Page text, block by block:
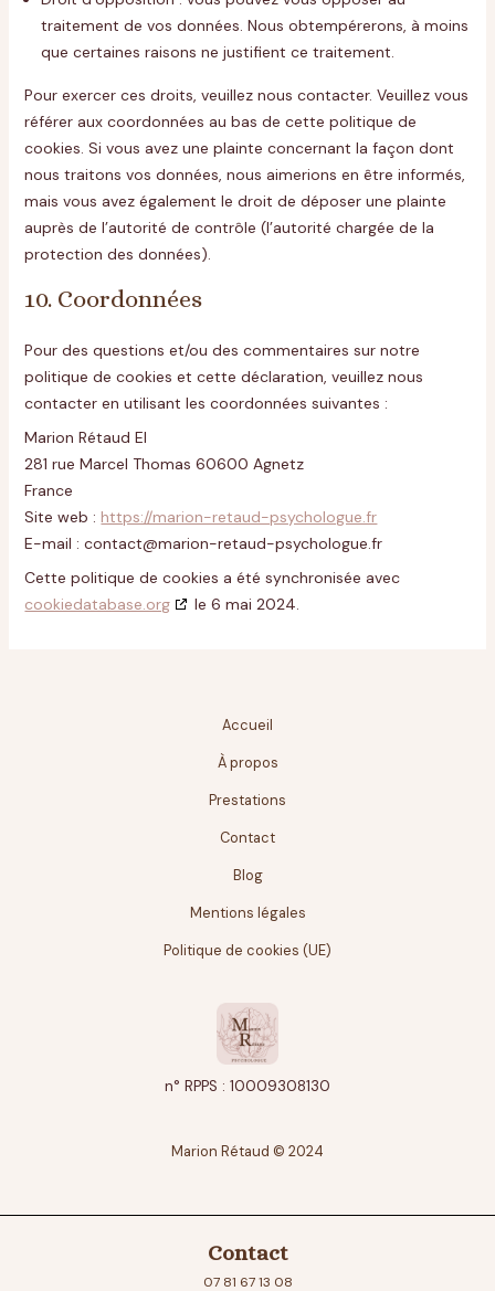
traitement de vos données. Nous obtempérerons, à moins
que certaines raisons ne justifient ce traitement.
Pour exercer ces droits, veuillez nous contacter. Veuillez vous
référer aux coordonnées au bas de cette politique de
cookies. Si vous avez une plainte concernant la façon dont
nous traitons vos données, nous aimerions en être informés,
mais vous avez également le droit de déposer une plainte
auprès de l’autorité de contrôle (l’autorité chargée de la
protection des données).
10. Coordonnées
Pour des questions et/ou des commentaires sur notre
politique de cookies et cette déclaration, veuillez nous
contacter en utilisant les coordonnées suivantes :
Marion Rétaud EI
281 rue Marcel Thomas 60600 Agnetz
France
Site web : https://marion-retaud-psychologue.fr
E-mail :contact@marion-retaud-psychologue.fr
Cette politique de cookies a été synchronisée avec
cookiedatabase.org
le 6 mai 2024.
Accueil
À propos
Prestations
Contact
Blog
Mentions légales
Politique de cookies (UE)
n° RPPS : 10009308130
Marion Rétaud © 2024
Contact
07 81 67 13 08